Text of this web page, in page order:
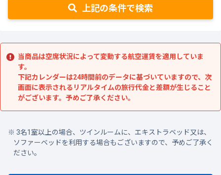
上記の条件で検索
当商品は空席状況によって変動する航空運賃を適用していま
す。
下記カレンダーは24時間前のデータに基づいていますので、次
画面に表示されるリアルタイムの旅行代金と差額が生じること
がございます。予めご了承ください。
3名1室以上の場合、ツインルームに、エキストラベッド又は、
ソファーベッドを利用する場合もございますので、予めご了承く
ださい。